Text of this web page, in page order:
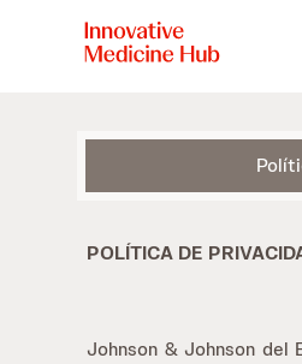
POLÍTICA DE
Johnson & Johnson del